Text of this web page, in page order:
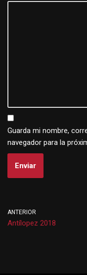
Guarda mi nombre,
navegador para la
ANTERIOR
Antílopez 2018